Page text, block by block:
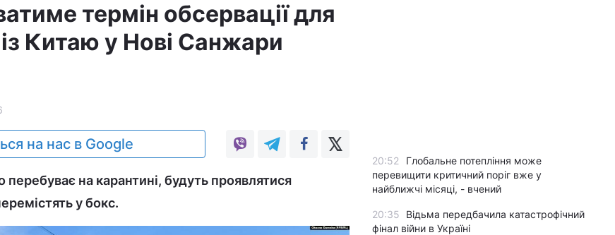
термін обсервації для
Китаю у Нові Санжари
на нас в Google
перебуває на карантині, будуть проявлятися
у бокс.
20:52
Глобальне потепління може
перевищити критичний поріг вже у
найближчі місяці, - вчений
20:35
Відьма передбачила катастрофічний
фінал війни в Україні